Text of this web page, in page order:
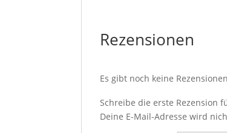
Rezensionen
Es gibt noch keine
Schreibe die erste Rezension
Deine E-Mail-Adresse wird